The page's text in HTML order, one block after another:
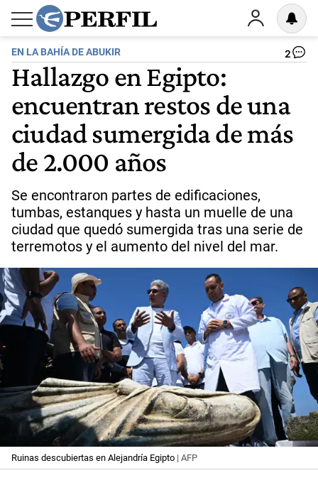
EN LA BAHÍA DE ABUKIR 2
Hallazgo en Egipto:
encuentran restos de una
ciudad sumergida de más
de 2.000 años
Se encontraron partes de edificaciones,
tumbas, estanques y hasta un muelle de una
ciudad que quedó sumergida tras una serie de
terremotos y el aumento del nivel del mar.
Ruinas descubiertas en Alejandría Egipto | AFP